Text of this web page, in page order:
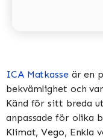
ICA Matkasseär en
bekvämlighet och
Känd för sitt breda
anpassade för olika
Klimat, Vego, Enkla